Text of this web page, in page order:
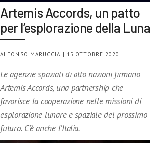
Artemis Accords, un patto
per l’esplorazione della Luna
ALFONSO MARUCCIA | 15 OTTOBRE 2020
Le agenzie spaziali di otto nazioni firmano
Artemis Accords, una partnership che
favorisce la cooperazione nelle missioni di
esplorazione lunare e spaziale del prossimo
futuro. C’è anche l’Italia.